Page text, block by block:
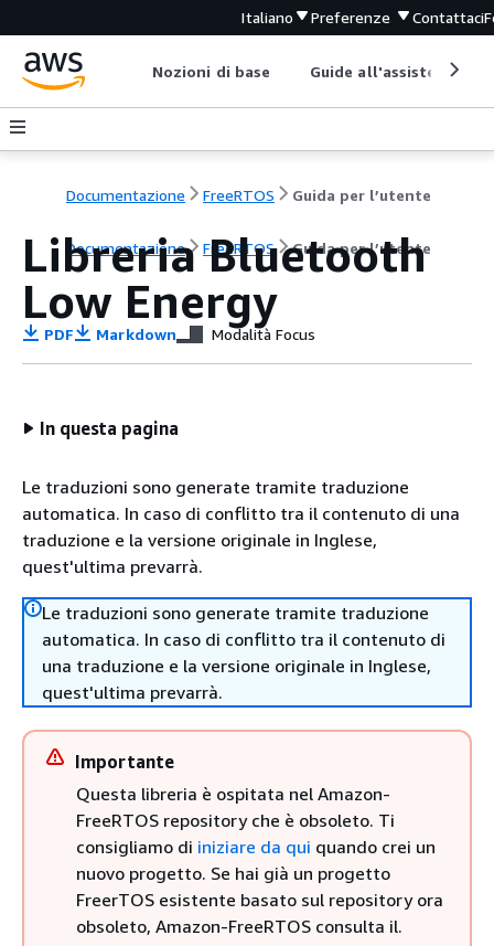
Italiano Preferenze Contattaci
Nozioni di base Guide all'assistenza
Documentazione FreeRTOS Guida per l’utente
Documentazione FreeRTOS Guida per l’utente
Libreria Bluetooth
Low Energy
PDF Markdown Modalità Focus
In questa pagina
Le traduzioni sono generate tramite traduzione
automatica. In caso di conflitto tra il contenuto di una
traduzione e la versione originale in Inglese,
quest'ultima prevarrà.
Le traduzioni sono generate tramite traduzione
automatica. In caso di conflitto tra il contenuto di
una traduzione e la versione originale in Inglese,
quest'ultima prevarrà.
Importante
Questa libreria è ospitata nel Amazon-
FreeRTOS repository che è obsoleto. Ti
consigliamo di iniziare da qui quando crei un
nuovo progetto. Se hai già un progetto
FreerTOS esistente basato sul repository ora
obsoleto, Amazon-FreeRTOS consulta il.